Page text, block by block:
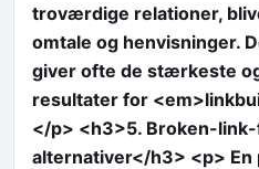
troværdige relationer,
omtale og henvisninger.
giver ofte de stærkeste
resultater for
</p> <h3>5. Broken-
alternativer</h3> <p>